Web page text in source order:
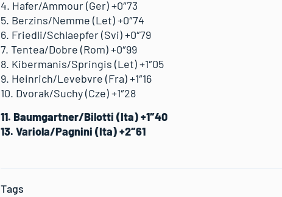
4. Hafer/Ammour (Ger) +0″73
5. Berzins/Nemme (Let) +0″74
6. Friedli/Schlaepfer (Svi) +0″79
7. Tentea/Dobre (Rom) +0″99
8. Kibermanis/Springis (Let) +1″05
9. Heinrich/Levebvre (Fra) +1″16
10. Dvorak/Suchy (Cze) +1″28
11. Baumgartner/Bilotti (Ita) +1″40
13. Variola/Pagnini (Ita) +2″61
Tags